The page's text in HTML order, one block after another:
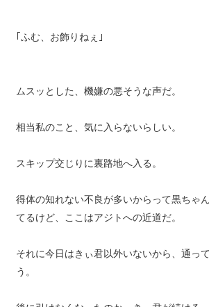
｢ふむ、お飾りねぇ｣
ムスッとした、機嫌の悪そうな声だ。
相当私のこと、気に入らないらしい。
スキップ交じりに裏路地へ入る。
得体の知れない不良が多いからって黒ちゃ
てるけど、ここはアジトへの近道だ。
それに今日はきぃ君以外いないから、通っ
う。